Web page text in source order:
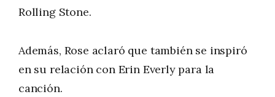
Rolling Stone.
Además, Rose aclaró que también se inspiró
en su relación con Erin Everly para la
canción.